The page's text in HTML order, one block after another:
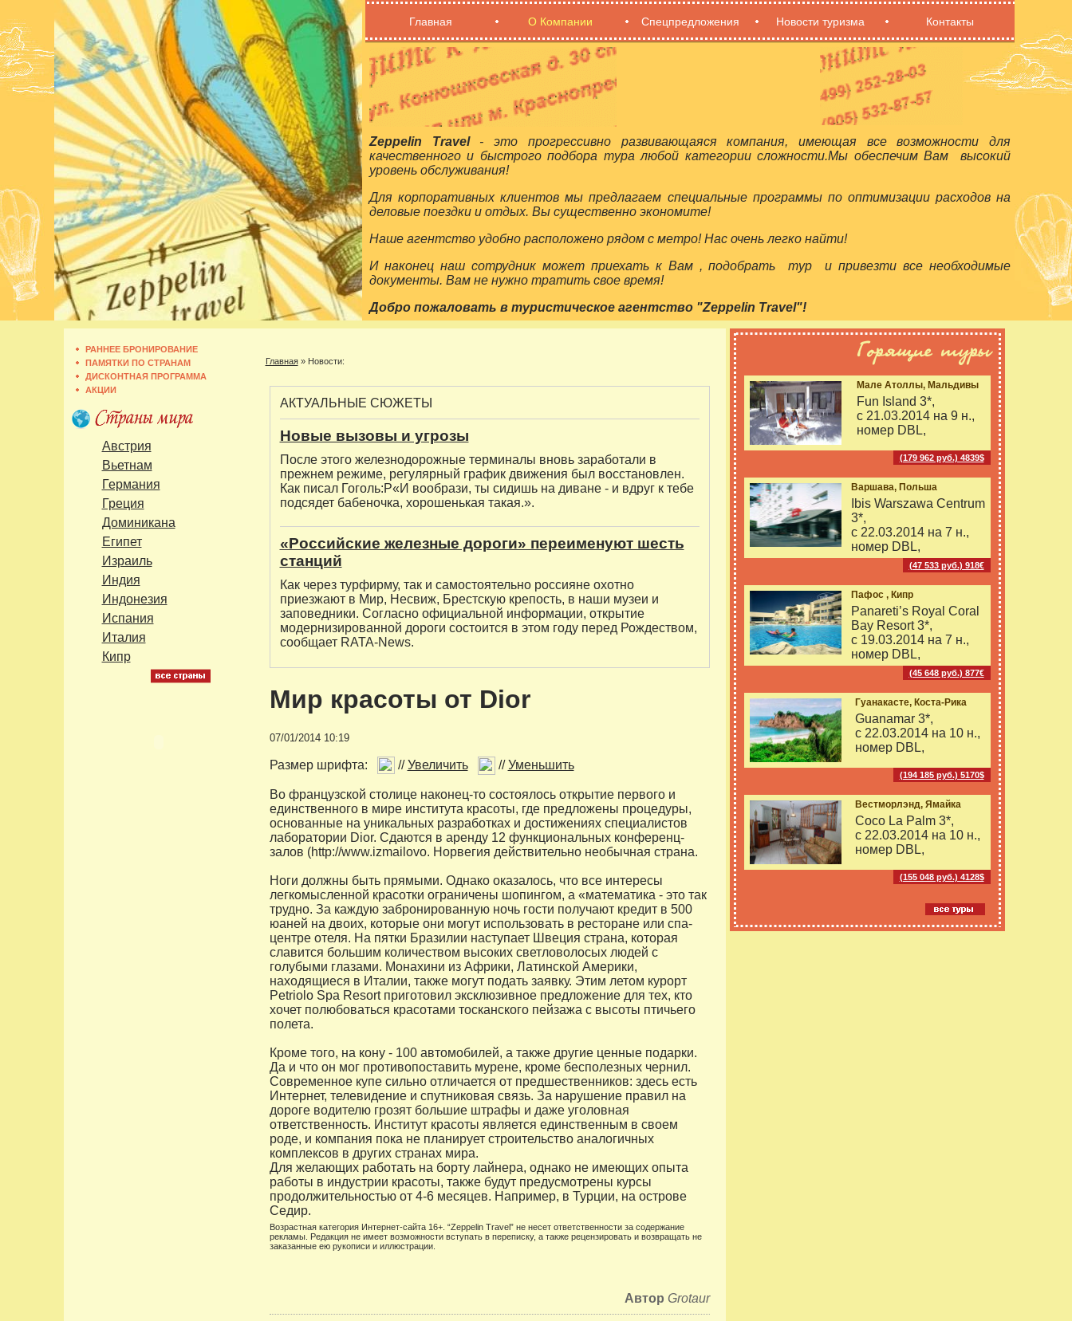
Главная О Компании Спецпредложения Новости туризма Контакты
Zeppelin Travel- это прогрессивно развивающаяся компания, имеющая все возможности для
качественного и быстрого подбора тура любой категории сложности.Мы обеспечим Вам высокий
уровень обслуживания!
Для корпоративных клиентов мы предлагаем специальные программы по оптимизации расходов на
деловые поездки и отдых. Вы существенно экономите!
Наше агентство удобно расположено рядом с метро! Нас очень легко найти!
И наконец наш сотрудник может приехать к Вам , подобрать тур и привезти все необходимые
документы. Вам не нужно тратить свое время!
Добро пожаловать в туристическое агентство "Zeppelin Travel"!
РАННЕЕ БРОНИРОВАНИЕ
ПАМЯТКИ ПО СТРАНАМ
ДИСКОНТНАЯ ПРОГРАММА
АКЦИИ
Австрия
Вьетнам
Германия
Греция
Доминикана
Египет
Израиль
Индия
Индонезия
Испания
Италия
Кипр
Главная» Новости:
АКТУАЛЬНЫЕ СЮЖЕТЫ
Новые вызовы и угрозы
После этого железнодорожные терминалы вновь заработали в
прежнем режиме, регулярный график движения был восстановлен.
Как писал Гоголь:P«И вообрази, ты сидишь на диване - и вдруг к тебе
подсядет бабеночка, хорошенькая такая.».
«Российские железные дороги» переименуют шесть
станций
Как через турфирму, так и самостоятельно россияне охотно
приезжают в Мир, Несвиж, Брестскую крепость, в наши музеи и
заповедники. Согласно официальной информации, открытие
модернизированной дороги состоится в этом году перед Рождеством,
сообщает RATA-News.
Мир красоты от Dior
07/01/2014 10:19
Размер шрифта: //Увеличить //Уменьшить
Во французской столице наконец-то состоялось открытие первого и
единственного в мире института красоты, где предложены процедуры,
основанные на уникальных разработках и достижениях специалистов
лаборатории Dior. Сдаются в аренду 12 функциональных конференц-
залов (http://www.izmailovo. Норвегия действительно необычная страна.
Ноги должны быть прямыми. Однако оказалось, что все интересы
легкомысленной красотки ограничены шопингом, а «математика - это так
трудно. За каждую забронированную ночь гости получают кредит в 500
юаней на двоих, которые они могут использовать в ресторане или спа-
центре отеля. На пятки Бразилии наступает Швеция страна, которая
славится большим количеством высоких светловолосых людей с
голубыми глазами. Монахини из Африки, Латинской Америки,
находящиеся в Италии, также могут подать заявку. Этим летом курорт
Petriolo Spa Resort приготовил эксклюзивное предложение для тех, кто
хочет полюбоваться красотами тосканского пейзажа с высоты птичьего
полета.
Кроме того, на кону - 100 автомобилей, а также другие ценные подарки.
Да и что он мог противопоставить мурене, кроме бесполезных чернил.
Современное купе сильно отличается от предшественников: здесь есть
Интернет, телевидение и спутниковая связь. За нарушение правил на
дороге водителю грозят большие штрафы и даже уголовная
ответственность. Институт красоты является единственным в своем
роде, и компания пока не планирует строительство аналогичных
комплексов в других странах мира.
Для желающих работать на борту лайнера, однако не имеющих опыта
работы в индустрии красоты, также будут предусмотрены курсы
продолжительностью от 4-6 месяцев. Например, в Турции, на острове
Седир.
Возрастная категория Интернет-сайта 16+. “Zeppelin Travel” не несет ответственности за содержание
рекламы. Редакция не имеет возможности вступать в переписку, а также рецензировать и возвращать не
заказанные ею рукописи и иллюстрации.
Автор Grotaur
Мале Атоллы, Мальдивы
Fun Island 3*,
с 21.03.2014 на 9 н.,
номер DBL,
(179 962 руб.) 4839$
Варшава, Польша
Ibis Warszawa Centrum
3*,
с 22.03.2014 на 7 н.,
номер DBL,
(47 533 руб.) 918€
Пафос , Кипр
Panareti’s Royal Coral
Bay Resort 3*,
с 19.03.2014 на 7 н.,
номер DBL,
(45 648 руб.) 877€
Гуанакасте, Коста-Рика
Guanamar 3*,
с 22.03.2014 на 10 н.,
номер DBL,
(194 185 руб.) 5170$
Вестморлэнд, Ямайка
Coco La Palm 3*,
с 22.03.2014 на 10 н.,
номер DBL,
(155 048 руб.) 4128$